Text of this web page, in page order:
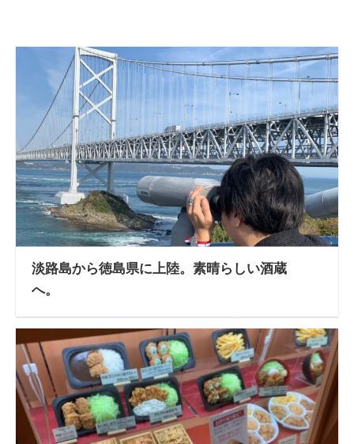
淡路島から徳島県に上陸。素晴らしい酒蔵
へ。